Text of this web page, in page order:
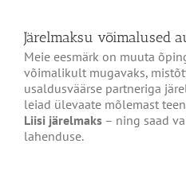
Järelmaksu võimalused
Meie eesmärk on muuta
võimalikult mugavaks,
usaldusväärse partneriga
leiad ülevaate mõlemast
Liisi järelmaks– ning saad
lahenduse.